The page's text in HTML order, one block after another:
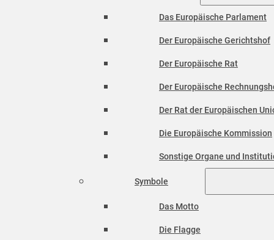
Das Europäische Parlament
Der Europäische Gerichtshof
Der Europäische Rat
Der Europäische
Der Rat der Europäischen
Die Europäische Kommission
Sonstige Organe und
Symbole
Das Motto
Die Flagge